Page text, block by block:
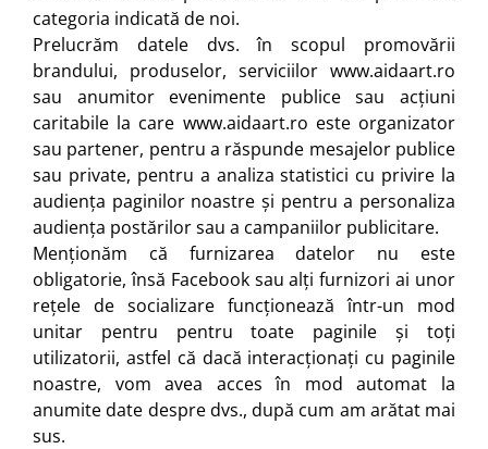
categoria indicată de noi.
Prelucrăm datele dvs. în scopul promovării
brandului, produselor, serviciilor www.aidaart.ro
sau anumitor evenimente publice sau acțiuni
caritabile la care www.aidaart.ro este organizator
sau partener, pentru a răspunde mesajelor publice
sau private, pentru a analiza statistici cu privire la
audiența paginilor noastre și pentru a personaliza
audiența postărilor sau a campaniilor publicitare.
Menționăm că furnizarea datelor nu este
obligatorie, însă Facebook sau alți furnizori ai unor
rețele de socializare funcţionează într-un mod
unitar pentru pentru toate paginile şi toţi
utilizatorii, astfel că dacă interacţionaţi cu paginile
noastre, vom avea acces în mod automat la
anumite date despre dvs., după cum am arătat mai
sus.